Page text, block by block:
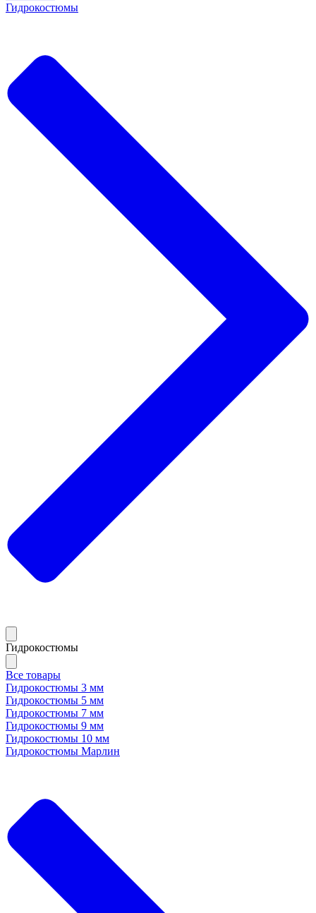
Гидрокостюмы
Гидрокостюмы
Все товары
Гидрокостюмы 3 мм
Гидрокостюмы 5 мм
Гидрокостюмы 7 мм
Гидрокостюмы 9 мм
Гидрокостюмы 10 мм
Гидрокостюмы Марлин